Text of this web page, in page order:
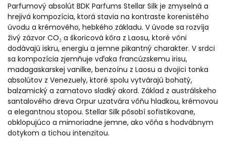
Parfumový absolút BDK Parfums Stellar Silk je zmyselná a
hrejivá kompozícia, ktorá stavia na kontraste korenistého
úvodu a krémového, hebkého základu. V úvode sa rozvíja
živý zázvor CO₂ a škoricová kôra z Laosu, ktoré vôni
dodávajú iskru, energiu a jemne pikantný charakter. V srdci
sa kompozícia zjemňuje vďaka francúzskemu irisu,
madagaskarskej vanilke, benzoínu z Laosu a dvojici tonka
absolútov z Venezuely, ktoré spolu vytvárajú bohatý,
balzamický a zamatovo sladký akord. Základ z austrálskeho
santalového dreva Orpur uzatvára vôňu hladkou, krémovou
a elegantnou stopou. Stellar Silk pôsobí sofistikovane,
obklopujúco a mimoriadne jemne, ako vôňa s hodvábnym
dotykom a tichou intenzitou.